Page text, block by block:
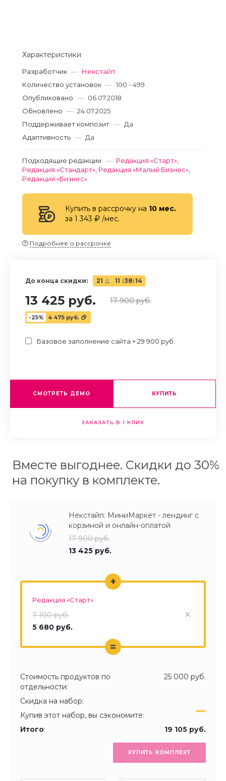
Характеристики
Разработчик — Некстайп
Количество установок — 100 - 499
Опубликовано — 06.07.2018
Обновлено — 24.07.2025
Поддерживает композит — Да
Адаптивность — Да
Подходящие редакции — Редакция «Старт»
Редакция «Стандарт» Редакция «Малый Бизнес»
Редакция «Бизнес»
Купить в рассрочку на 10 мес.
за 1 343
/мес.
Подробнее о рассрочке
До конца скидки: 21 д. 11 :38:13
13 425 руб. 17 900 руб.
-25% 4 475 руб.
Базовое заполнение сайта + 29 900 руб.
СМОТРЕТЬ ДЕМО КУПИТЬ
ЗАКАЗАТЬ В 1 КЛИК
Вместе выгоднее. Скидки до 30%
на покупку в комплекте.
Некстайп: МиниМаркет - лендинг с
корзиной и онлайн-оплатой
17 900 руб.
13 425 руб.
Редакция «Старт»
7 100 руб.
5 680 руб.
+
=
Стоимость продуктов по
отдельности:
25 000 руб.
Скидка на набор:
Купив этот набор, вы сэкономите:
Итого: 19 105 руб.
КУПИТЬ КОМПЛЕКТ